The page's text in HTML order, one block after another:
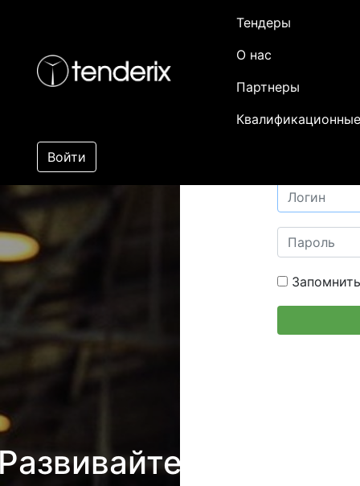
Тендеры
О нас
Партнеры
Войти